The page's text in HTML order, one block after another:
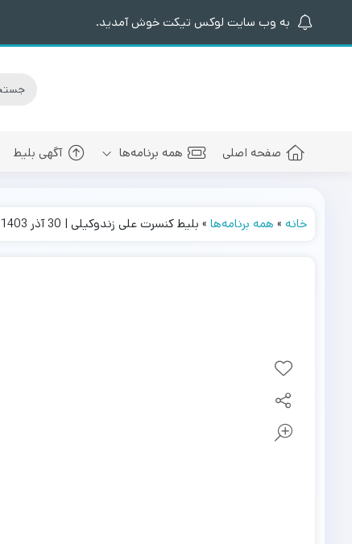
به وب سایت لوکس تیکت خوش آمدید.
صفحه اصلی همه برنامه‌ها
بلیط
آگهی بلیط
خانه» همه برنامه‌ها» بلیط کنسرت علی زندوکیلی | 30 آذر 1403